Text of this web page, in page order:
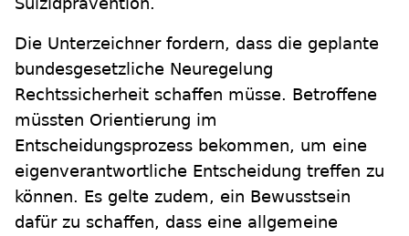
Die Unterzeichner fordern, dass die geplante
bundesgesetzliche Neuregelung
Rechtssicherheit schaffen müsse. Betroffene
müssten Orientierung im
Entscheidungsprozess bekommen, um eine
eigenverantwortliche Entscheidung treffen zu
können. Es gelte zudem, ein Bewusstsein
dafür zu schaffen, dass eine allgemeine